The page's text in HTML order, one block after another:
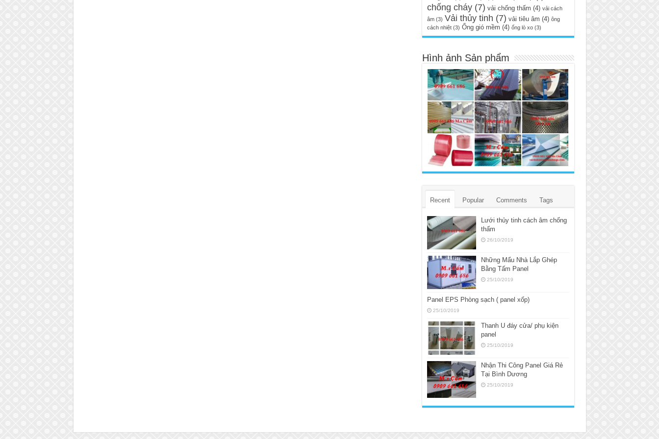
chống cháy(7) vải chống thấm (4) vải cách
âm(3) Vải thủy tinh (7) vải tiêu âm (4) ông
cách nhiệt(3) Ống gió mềm (4) ống lò xo(3)
Hình ảnh Sản phẩm
Recent Popular Comments Tags
Lưới thủy tinh cách âm chống
thấm
26/10/2019
Những Mẩu Nhà Lắp Ghép
Bằng Tấm Panel
25/10/2019
Panel EPS Phòng sạch ( panel xốp)
25/10/2019
Thanh U đáy cửa/ phụ kiện
panel
25/10/2019
Nhận Thi Công Panel Giá Rẻ
Tại Bình Dương
25/10/2019